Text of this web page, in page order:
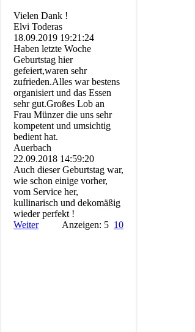
Vielen Dank !
Elvi Toderas
18.09.2019 19:21:24
Haben letzte Woche
Geburtstag hier
gefeiert,waren sehr
zufrieden.Alles war bestens
organisiert und das Essen
sehr gut.Großes Lob an
Frau Münzer die uns sehr
kompetent und umsichtig
bedient hat.
Auerbach
22.09.2018 14:59:20
Auch dieser Geburtstag war,
wie schon einige vorher,
vom Service her,
kullinarisch und dekomäßig
wieder perfekt !
Weiter
Anzeigen: 5 10